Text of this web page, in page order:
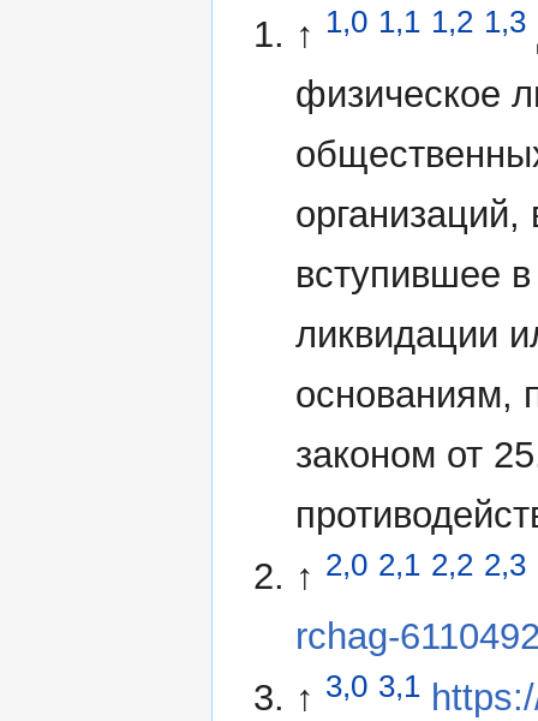
↑ 1,0 1,1 1,2 1,3
физическое
вступившее
ликвидации
основаниям,
законом от
↑ 2,0 2,1 2,2 2,3
rchag-
↑ 3,0 3,1